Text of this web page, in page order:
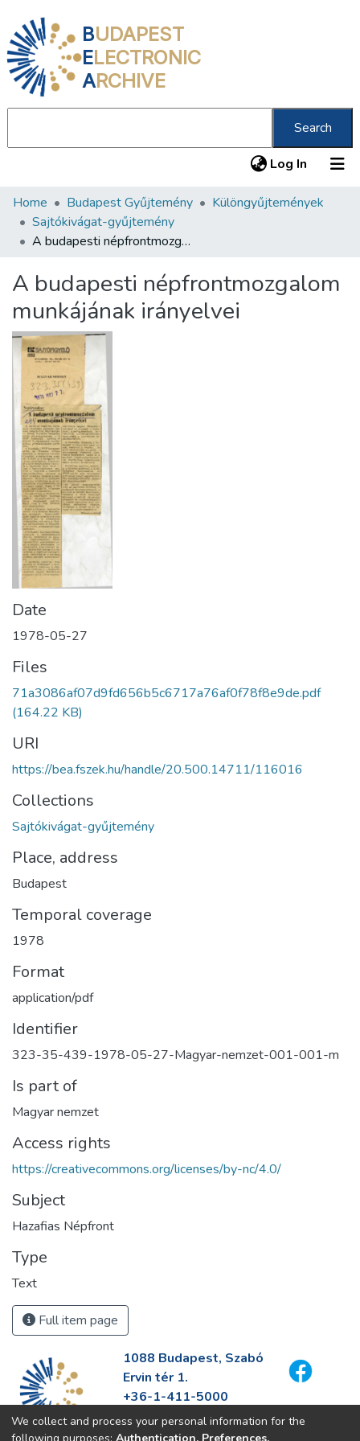
BUDAPEST
ELECTRONIC
ARCHIVE
Search
Log In (current)
Communities & Collections
All of DSpace
About us
Home Budapest Gyűjtemény
Különgyűjtemények
Sajtókivágat-gyűjtemény
A budapesti népfrontmozgalom munkájának irányelvei
A budapesti népfrontmozgalom
munkájának irányelvei
Date
1978-05-27
Files
71a3086af07d9fd656b5c6717a76af0f78f8e9de.pdf
(164.22 KB)
URI
https://bea.fszek.hu/handle/20.500.14711/116016
Collections
Sajtókivágat-gyűjtemény
Place, address
Budapest
Temporal coverage
1978
Format
application/pdf
Identifier
323-35-439-1978-05-27-Magyar-nemzet-001-001-m
Is part of
Magyar nemzet
Access rights
https://creativecommons.org/licenses/by-nc/4.0/
Subject
Hazafias Népfront
Type
Text
Full item page
1088 Budapest, Szabó
Ervin tér 1.
+36-1-411-5000
info@fszek.hu
https://fszek.hu
We collect and process your personal information for the